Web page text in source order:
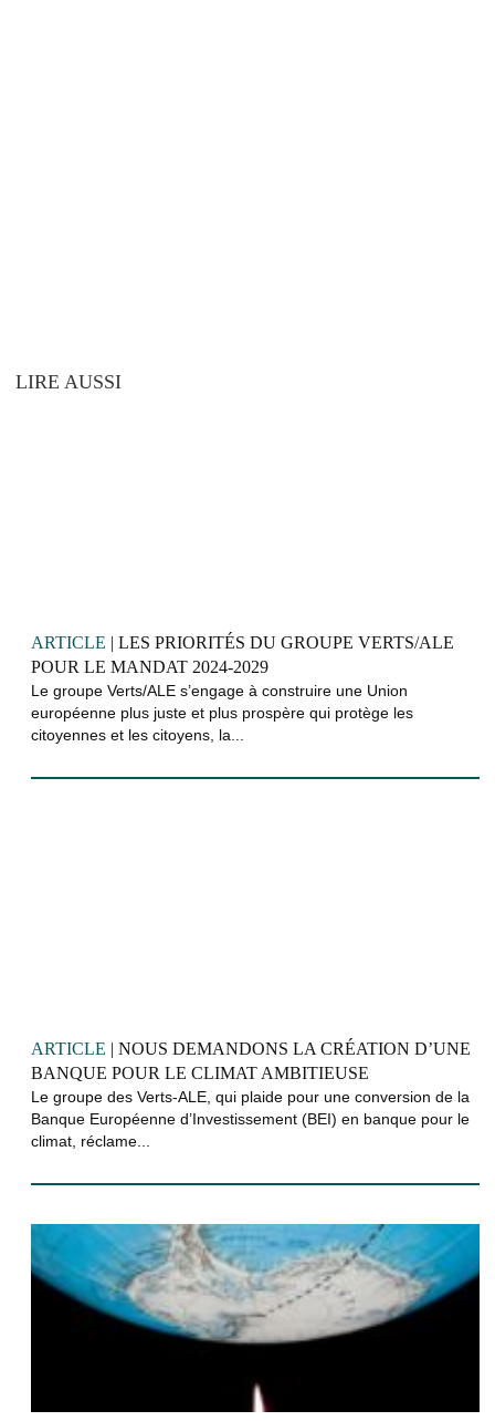
LIRE AUSSI
ARTICLE | LES PRIORITÉS DU GROUPE VERTS/ALE
POUR LE MANDAT 2024-2029
Le groupe Verts/ALE s’engage à construire une Union
européenne plus juste et plus prospère qui protège les
citoyennes et les citoyens, la...
ARTICLE | NOUS DEMANDONS LA CRÉATION D’UNE
BANQUE POUR LE CLIMAT AMBITIEUSE
Le groupe des Verts-ALE, qui plaide pour une conversion de la
Banque Européenne d’Investissement (BEI) en banque pour le
climat, réclame...